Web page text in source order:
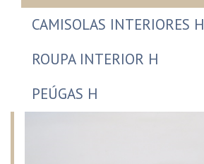
CAMISOLAS INTERIORES H
ROUPA INTERIOR H
PEÚGAS H